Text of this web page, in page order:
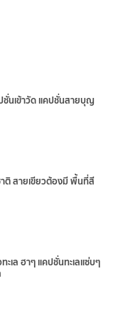
นเข้าวัด แคปชั่นสายบุญ
ติ สายเขียวต้องมี พื้นที่สี
เล ฮาๆ แคปชั่นทะเลแซ่บๆ